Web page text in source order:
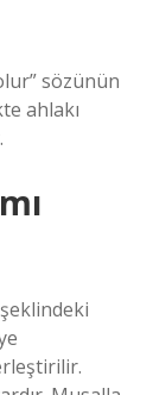
sözünün
ahlakı